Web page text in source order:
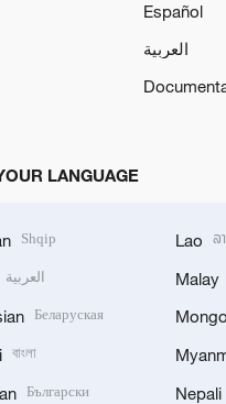
Español
العربية
LANGUAGE
Shqip
العربية
Беларуская
বাংলা
Български
Lao ລ
Malay
Nepali